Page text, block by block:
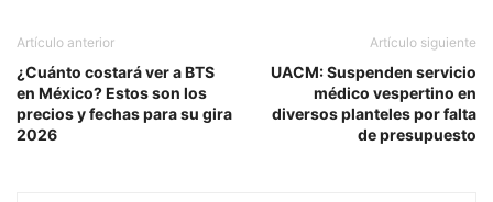
Artículo anterior
¿Cuánto costará ver a BTS
en México? Estos son los
precios y fechas para su gira
2026
Artículo siguiente
UACM: Suspenden servicio
médico vespertino en
diversos planteles por falta
de presupuesto